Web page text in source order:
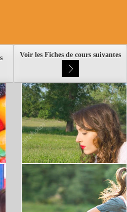
Voir les Fiches de cours suivantes